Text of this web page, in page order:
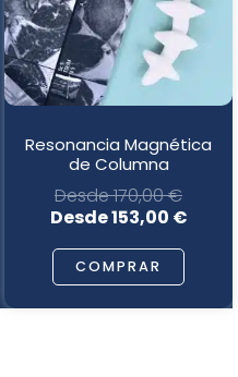
Resonancia Magnética
de Columna
Desde170,00€
Desde153,00 €
COMPRAR
Las
opciones
en
la
página
de
producto